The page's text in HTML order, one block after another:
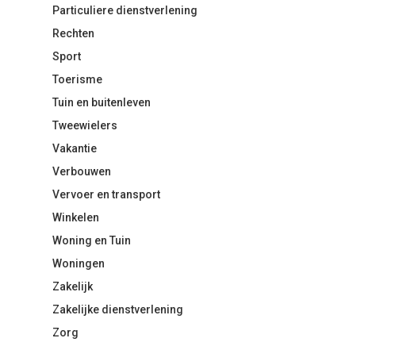
Particuliere dienstverlening
Rechten
Sport
Toerisme
Tuin en buitenleven
Tweewielers
Vakantie
Verbouwen
Vervoer en transport
Winkelen
Woning en Tuin
Woningen
Zakelijk
Zakelijke dienstverlening
Zorg